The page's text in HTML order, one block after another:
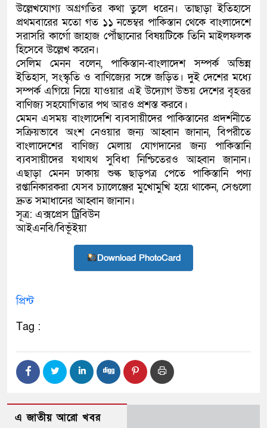
উল্লেখযোগ্য অগ্রগতির কথা তুলে ধরেন। তাছাড়া ইতিহাসে
প্রথমবারের মতো গত ১১ নভেম্বর পাকিস্তান থেকে বাংলাদেশে
সরাসরি কার্গো জাহাজ পৌঁছানোর বিষয়টিকে তিনি মাইলফলক
হিসেবে উল্লেখ করেন।
সেলিম মেনন বলেন, পাকিস্তান-বাংলাদেশ সম্পর্ক অভিন্ন
ইতিহাস, সংস্কৃতি ও বাণিজ্যের সঙ্গে জড়িত। দুই দেশের মধ্যে
সম্পর্ক এগিয়ে নিয়ে যাওয়ার এই উদ্যোগ উভয় দেশের বৃহত্তর
বাণিজ্য সহযোগিতার পথ আরও প্রশস্ত করবে।
মেমন এসময় বাংলাদেশি ব্যবসায়ীদের পাকিস্তানের প্রদর্শনীতে
সক্রিয়ভাবে অংশ নেওয়ার জন্য আহ্বান জানান, বিপরীতে
বাংলাদেশের বাণিজ্য মেলায় যোগদানের জন্য পাকিস্তানি
ব্যবসায়ীদের যথাযথ সুবিধা নিশ্চিতেরও আহ্বান জানান।
এছাড়া মেনন ঢাকায় শুল্ক ছাড়পত্র পেতে পাকিস্তানি পণ্য
রপ্তানিকারকরা যেসব চ্যালেঞ্জের মুখোমুখি হয়ে থাকেন, সেগুলো
দ্রুত সমাধানের আহ্বান জানান।
সূত্র: এক্সপ্রেস ট্রিবিউন
আইএনবি/বিভূঁইয়া
Download PhotoCard
প্রিন্ট
Tag :
এ জাতীয় আরো খবর